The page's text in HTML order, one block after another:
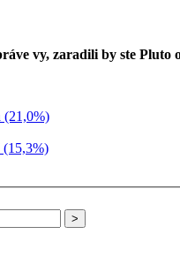
vy, zaradili by ste Pluto
(21,0%)
(15,3%)